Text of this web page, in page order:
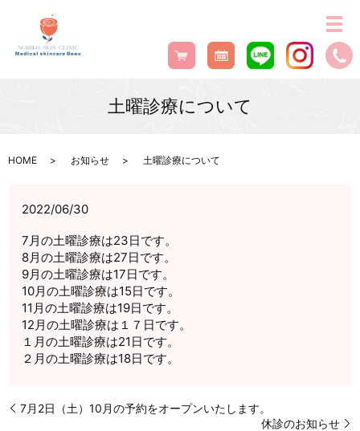
土曜診療について
HOME お知らせ 土曜診療について
2022/06/30
7月の土曜診療は23日です。
8月の土曜診療は27日です。
9月の土曜診療は17日です。
10月の土曜診療は15日です。
11月の土曜診療は19日です。
12月の土曜診療は１７日です。
１月の土曜診療は21日です。
２月の土曜診療は18日です。
7月2日（土）10月の予約をオープンいたします。
休診のお知らせ